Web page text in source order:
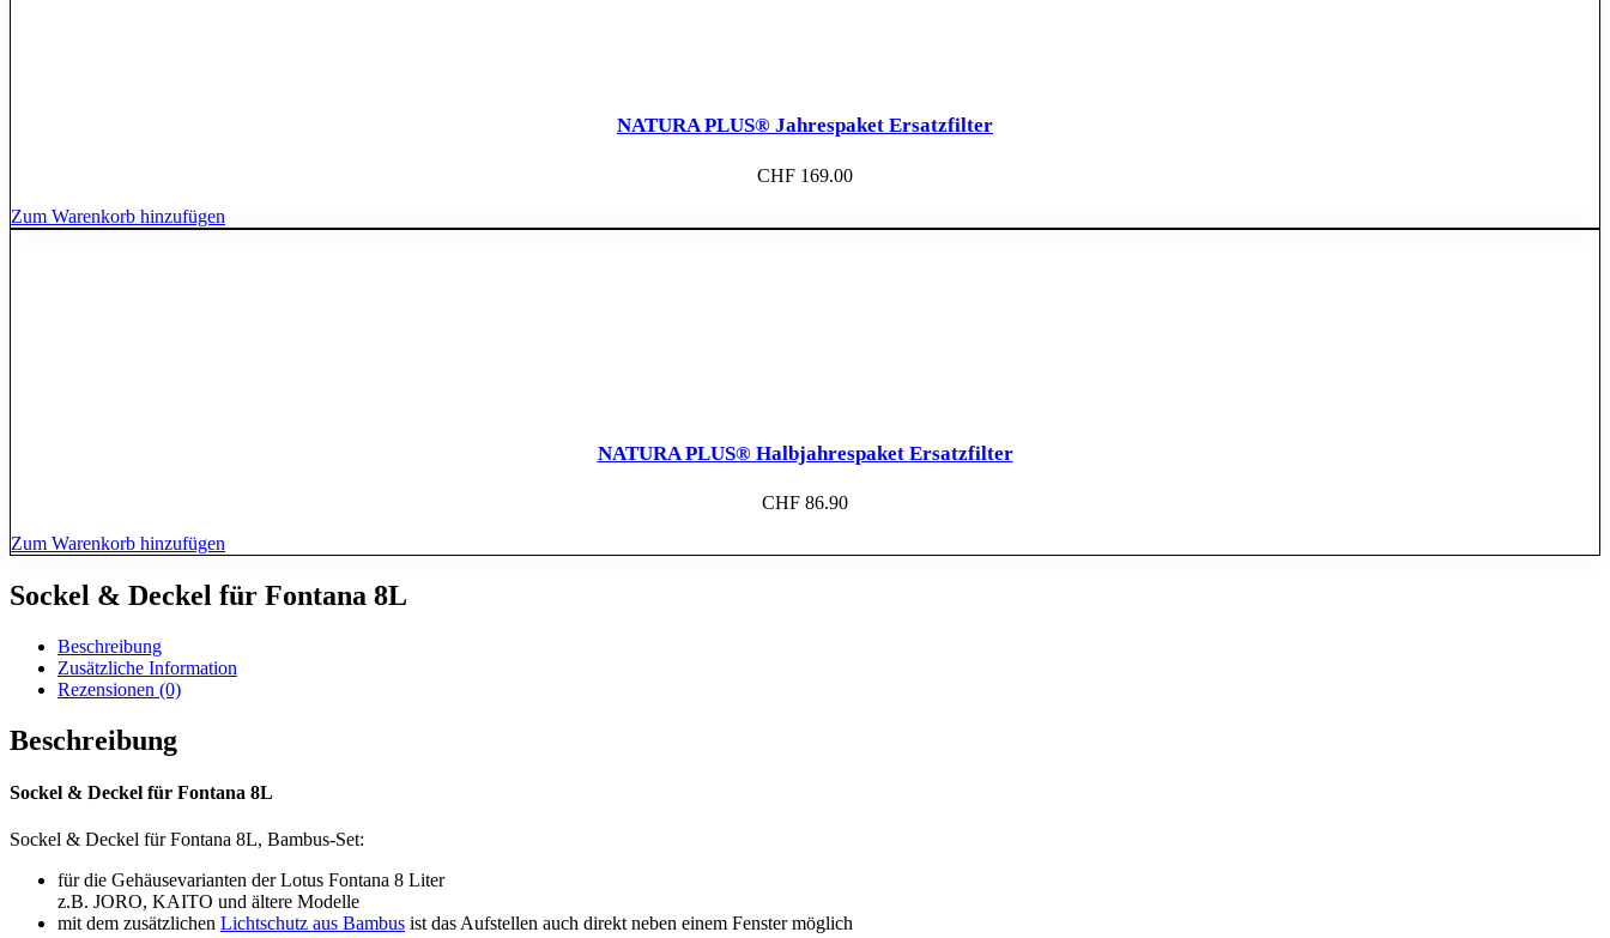
NATURA PLUS® Jahrespaket Ersatzfilter
CHF 169.00
Zum Warenkorb hinzufügen
NATURA PLUS® Halbjahrespaket Ersatzfilter
CHF 86.90
Zum Warenkorb hinzufügen
Sockel & Deckel für Fontana 8L
Beschreibung
Zusätzliche Information
Rezensionen (0)
Beschreibung
Sockel & Deckel für Fontana 8L
Sockel & Deckel für Fontana 8L, Bambus-Set:
für die Gehäusevarianten der Lotus Fontana 8 Liter
z.B. JORO, KAITO und ältere Modelle
mit dem zusätzlichen Lichtschutz aus Bambus ist das Aufstellen auch direkt neben einem Fenster möglich